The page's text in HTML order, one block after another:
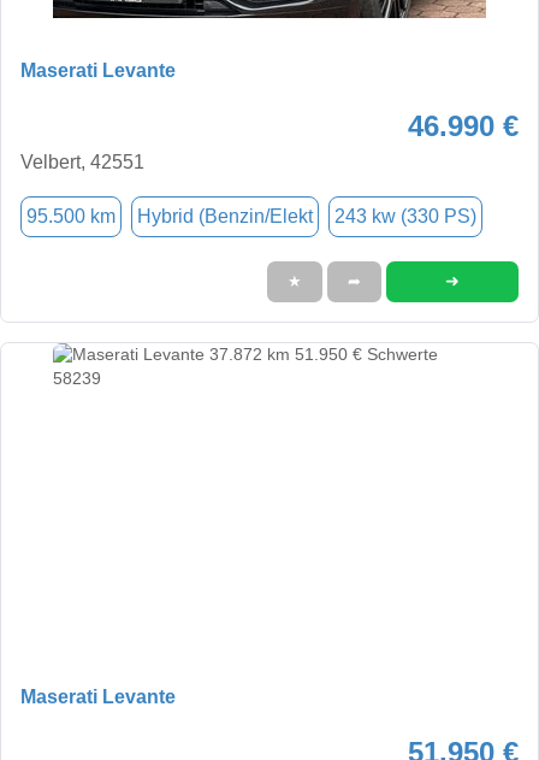
Maserati Levante
46.990 €
Velbert, 42551
95.500 km Hybrid (Benzin/Elekt 243 kw (330 PS)
★ ➦ ➜
Maserati Levante
51.950 €